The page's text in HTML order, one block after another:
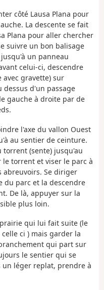
côté Lausa Plana pour
La descente se fait
Plana pour aller chercher
suivre un bon balisage
un panneau
celui-ci, descendre
gravette) sur
dessus d'un passage
gauche à droite par de
l'axe du vallon Ouest
au sentier de ceinture.
torrent (sente) jusqu'au
torrent et viser le parc à
abreuvoirs. Se diriger
du parc et la descendre
De là, appuyer sur la
plus loin.
qui lui fait suite (le
ci ) mais garder la
qui part sur
le sentier qui se
léger replat, prendre à